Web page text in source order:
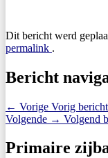
Dit bericht werd
permalink .
Bericht
← Vorige Vorig
Volgende → Volgend
Primaire